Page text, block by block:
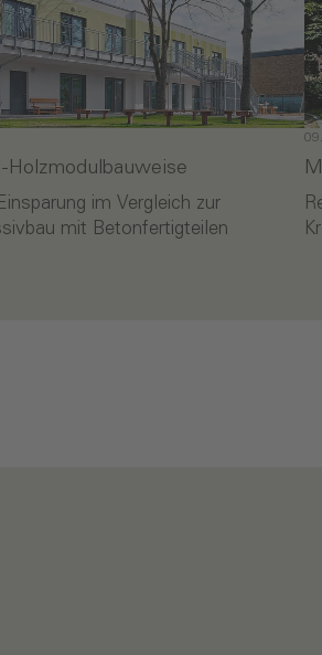
Holzmodulbauweise
im Vergleich zur
mit Betonfertigteilen